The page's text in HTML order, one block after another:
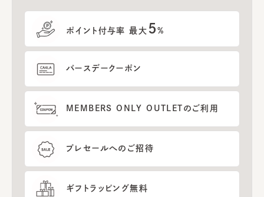
ポイント付与率 最大 5%
バースデークーポン
MEMBERS ONLY OUTLETのご利用
プレセールへのご招待
ギフトラッピング無料